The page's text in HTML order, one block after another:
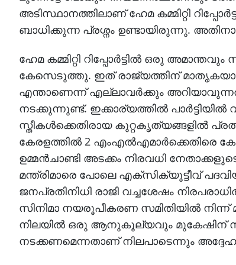
അടിസ്ഥാനത്തിലാണ് ഹേമ കമ്മിറ്റി
ബാധിക്കുന്ന പ്രശ്നം ഉണ്ടായിരുന്നു.
ഹേമ കമ്മിറ്റി റിപ്പോർട്ടിൽ ഒരു
കേസെടുത്തു. ഇത് രാജ്യത്തിന്
എന്താണെന്ന് എല്ലാവർക്കും
നടക്കുന്നുണ്ട്. ഇക്കാര്യത്തിൽ
സ്ത‌ീകൾക്കെതിരായ കുറ്റകൃത്യങ്ങളിൽ
കേരളത്തിൽ 2 എംഎൽഎമാർക്കെതിരെ
ഉമ്മൻചാണ്ടി അടക്കം നിരവധി
മന്ത്രിമാരെ പോലെ എക്സിക്യൂട്ടീവ്
ജനപ്രതിനിധി രാജി വച്ചശേഷം
സിനിമാ നയരൂപീകരണ സമിതിയിൽ
നിലയിൽ ഒരു ആനുകൂല്യവും മുകേഷിന്
നടക്കണമെന്നതാണ് നിലപാടെന്നും